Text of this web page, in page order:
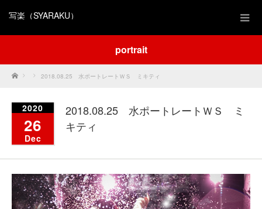
写楽（SYARAKU）
portrait
Home 2018.08.25 水ポートレートＷＳ ミキティ
2020
26
Dec
2018.08.25 水ポートレートＷＳ ミ
キティ